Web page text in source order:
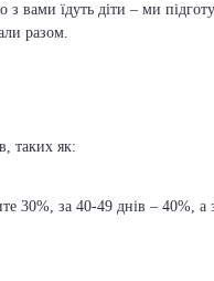
вами їдуть діти – ми
разом.
таких як:
30%, за 40-49 днів – 40%, а